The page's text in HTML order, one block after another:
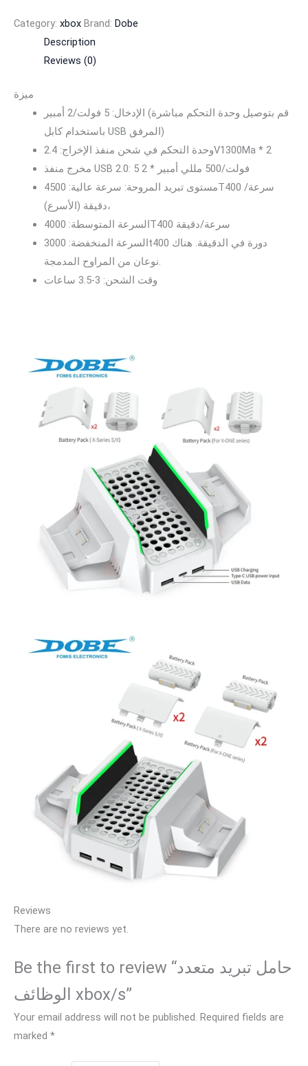
Category: xbox Brand: Dobe
Description
Reviews (0)
ميزة
الإدخال: 5 فولت/2 أمبير (قم بتوصيل وحدة التحكم مباشرة
باستخدام كابل USB المرفق)
وحدة التحكم في شحن منفذ الإخراج: 2.4V1300Ma * 2
مخرج منفذ USB 2.0: 5 فولت/500 مللي أمبير * 2
مستوى تبريد المروحة: سرعة عالية: 4500T400 سرعة/
دقيقة (الأسرع)،
السرعة المتوسطة: 4000T400 سرعة/دقيقة
السرعة المنخفضة: 3000t400 دورة في الدقيقة. هناك
نوعان من المراوح المدمجة.
وقت الشحن: 3-3.5 ساعات
Reviews
There are no reviews yet.
Be the first to review “حامل تبريد متعدد
الوظائف xbox/s”
Your email address will not be published. Required fields are
marked *